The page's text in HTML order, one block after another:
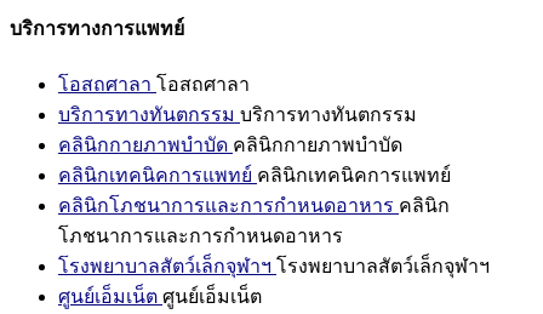
บริการทางการแพทย์
โอสถศาลา โอสถศาลา
บริการทางทันตกรรม บริการทางทันตกรรม
คลินิกกายภาพบำบัด คลินิกกายภาพบำบัด
คลินิกเทคนิคการแพทย์ คลินิกเทคนิคการแพทย์
คลินิกโภชนาการและการกำหนดอาหาร คลินิก
โภชนาการและการกำหนดอาหาร
โรงพยาบาลสัตว์เล็กจุฬาฯ โรงพยาบาลสัตว์เล็กจุฬาฯ
ศูนย์เอ็มเน็ต ศูนย์เอ็มเน็ต